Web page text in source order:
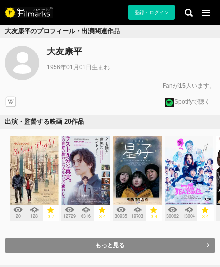
登録・ログイン
大友康平のプロフィール・出演関連作品
大友康平
1956年01月01日生まれ
Fanが15人います。
Spotifyで聴く
出演・監督する映画 20作品
20 128 3.7 12729 6316 3.4 30935 19703 3.4 30062 13004 3.4
もっと見る